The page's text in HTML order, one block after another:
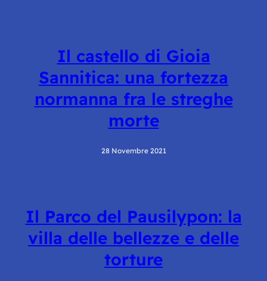
Il castello di Gioia
Sannitica: una fortezza
normanna fra le streghe
morte
28 Novembre 2021
Il Parco del Pausilypon: la
villa delle bellezze e delle
torture